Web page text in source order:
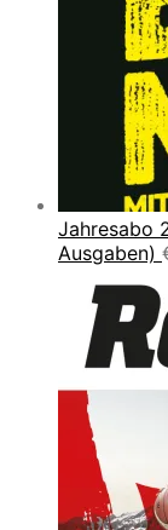
Jahresabo
Ausgaben)